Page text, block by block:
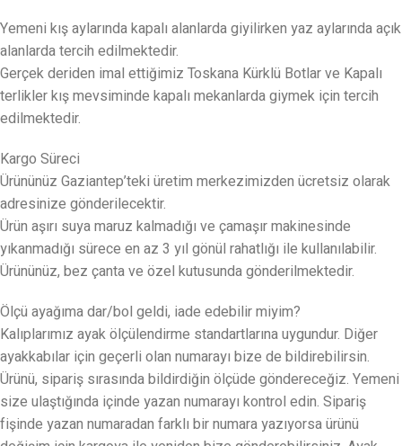
Yemeni kış aylarında kapalı alanlarda giyilirken yaz aylarında açık
alanlarda tercih edilmektedir.
Gerçek deriden imal ettiğimiz Toskana Kürklü Botlar ve Kapalı
terlikler kış mevsiminde kapalı mekanlarda giymek için tercih
edilmektedir.
Kargo Süreci
Ürününüz Gaziantep’teki üretim merkezimizden ücretsiz olarak
adresinize gönderilecektir.
Ürün aşırı suya maruz kalmadığı ve çamaşır makinesinde
yıkanmadığı sürece en az 3 yıl gönül rahatlığı ile kullanılabilir.
Ürününüz, bez çanta ve özel kutusunda gönderilmektedir.
Ölçü ayağıma dar/bol geldi, iade edebilir miyim?
Kalıplarımız ayak ölçülendirme standartlarına uygundur. Diğer
ayakkabılar için geçerli olan numarayı bize de bildirebilirsin.
Ürünü, sipariş sırasında bildirdiğin ölçüde göndereceğiz. Yemeni
size ulaştığında içinde yazan numarayı kontrol edin. Sipariş
fişinde yazan numaradan farklı bir numara yazıyorsa ürünü